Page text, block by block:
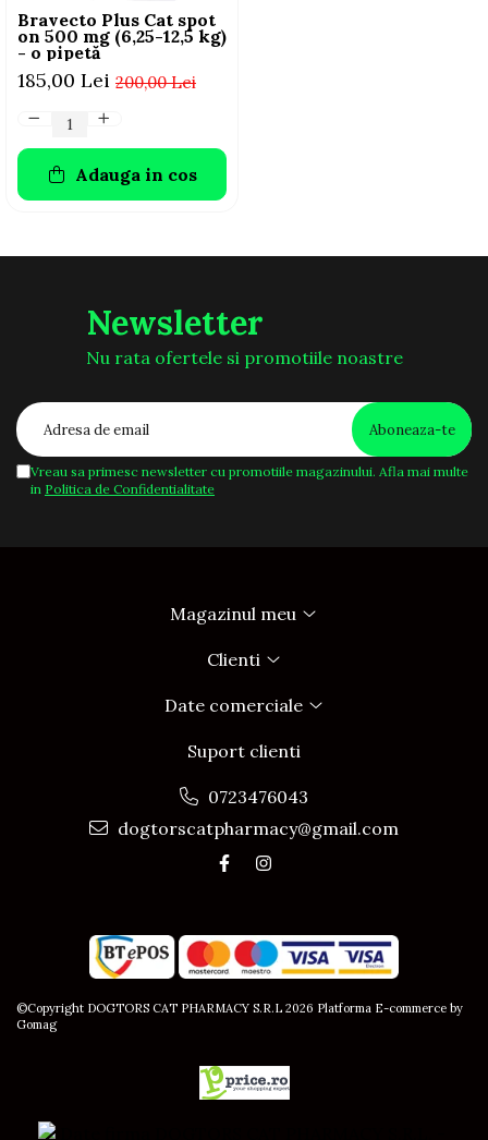
Bravecto Plus Cat spot
on 500 mg (6,25-12,5 kg)
- o pipetă
200,00 Lei
185,00 Lei
Adauga in cos
Newsletter
Nu rata ofertele si promotiile noastre
Vreau sa primesc newsletter cu promotiile magazinului. Afla mai multe
in Politica de Confidentialitate
Magazinul meu
Clienti
Date comerciale
Suport clienti
0723476043
dogtorscatpharmacy@gmail.com
©Copyright DOGTORS CAT PHARMACY S.R.L 2026 Platforma E-commerce by
Gomag